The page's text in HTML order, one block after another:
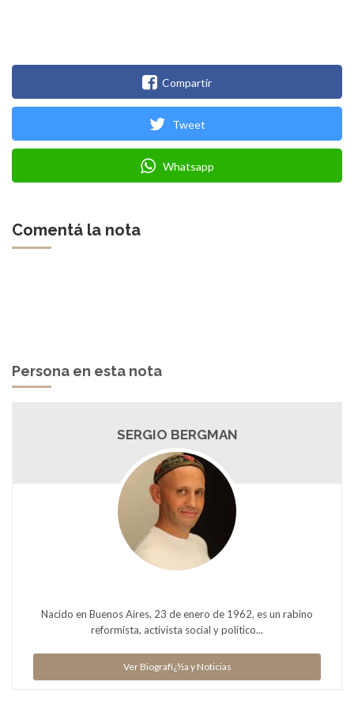
Compartir
Tweet
Whatsapp
Comentá la nota
Persona en esta nota
SERGIO BERGMAN
Nacido en Buenos Aires, 23 de enero de 1962, es un rabino
reformista, activista social y político...
Ver Biografï¿½a y Noticias